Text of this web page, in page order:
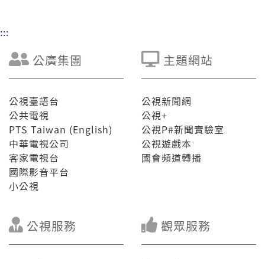
:::
公廣集團
公視臺語台
公共電視
PTS Taiwan (English)
中華電視公司
客家電視台
國際影音平台
小公視
主題網站
公視新聞網
公視+
公視P#新聞實驗室
公視遊戲本
國會頻道轉播
公視服務 觀眾服務